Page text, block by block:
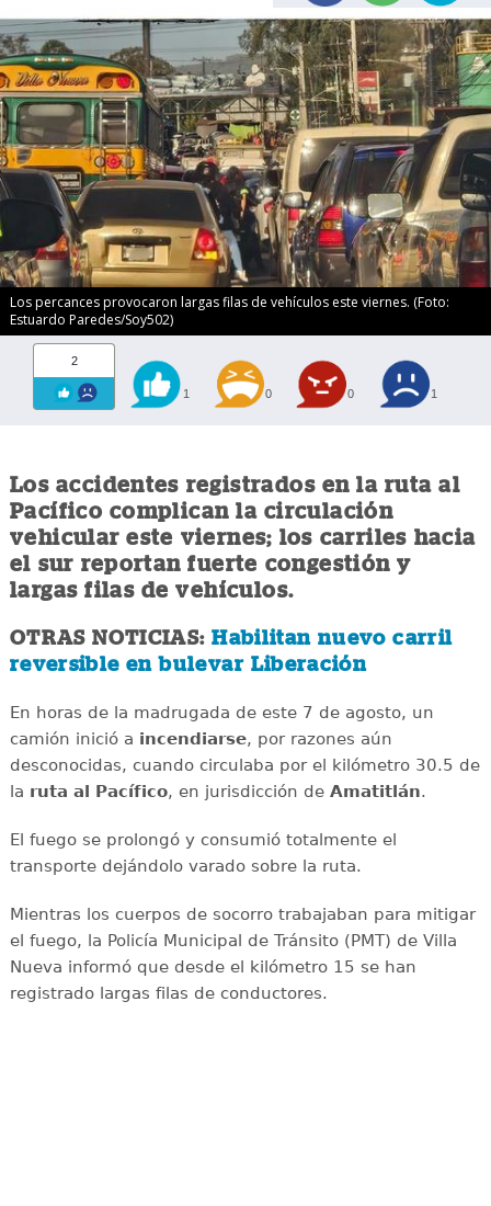
Los percances provocaron largas filas de vehículos este viernes. (Foto:
Estuardo Paredes/Soy502)
2
1 0 0 1
Los accidentes registrados en la ruta al
Pacífico complican la circulación
vehicular este viernes; los carriles hacia
el sur reportan fuerte congestión y
largas filas de vehículos.
OTRAS NOTICIAS:Habilitan nuevo carril
reversible en bulevar Liberación
En horas de la madrugada de este 7 de agosto, un
camión inició a incendiarse, por razones aún
desconocidas, cuando circulaba por el kilómetro 30.5 de
la ruta al Pacífico, en jurisdicción de Amatitlán.
El fuego se prolongó y consumió totalmente el
transporte dejándolo varado sobre la ruta.
Mientras los cuerpos de socorro trabajaban para mitigar
el fuego, la Policía Municipal de Tránsito (PMT) de Villa
Nueva informó que desde el kilómetro 15 se han
registrado largas filas de conductores.